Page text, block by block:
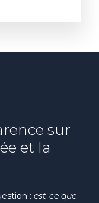
sur
et la
: est-ce que